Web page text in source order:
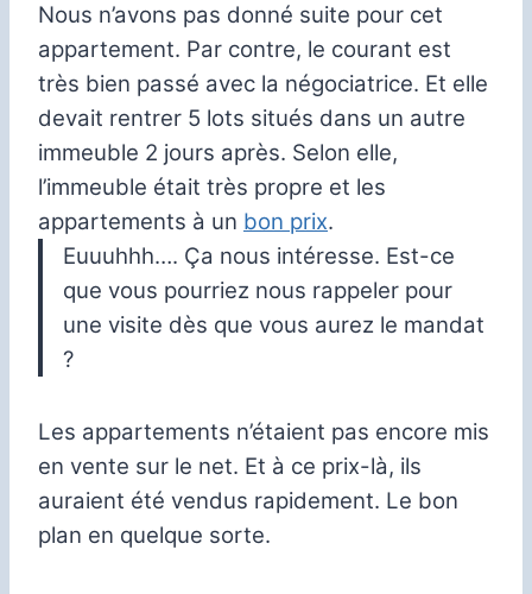
Nous n’avons pas donné suite pour cet
appartement. Par contre, le courant est
très bien passé avec la négociatrice. Et elle
devait rentrer 5 lots situés dans un autre
immeuble 2 jours après. Selon elle,
l’immeuble était très propre et les
appartements à un bon prix.
Euuuhhh…. Ça nous intéresse. Est-ce
que vous pourriez nous rappeler pour
une visite dès que vous aurez le mandat
?
Les appartements n’étaient pas encore mis
en vente sur le net. Et à ce prix-là, ils
auraient été vendus rapidement. Le bon
plan en quelque sorte.